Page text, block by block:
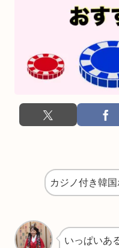
カジノ付き韓
いっぱいあ